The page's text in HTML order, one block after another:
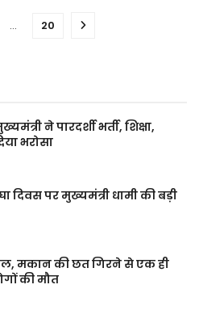
… 20
ने पारदर्शी भर्ती, शिक्षा,
भरोसा
दिवस पर मुख्यमंत्री धामी की बड़ी
मकान की छत गिरने से एक ही
की मौत